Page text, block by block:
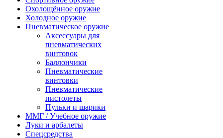
Охолощённое оружие
Холодное оружие
Пневматическое оружие
Аксессуары для
пневматических
винтовок
Баллончики
Пневматические
винтовки
Пневматические
пистолеты
Пульки и шарики
ММГ / Учебное оружие
Луки и арбалеты
Спецсредства